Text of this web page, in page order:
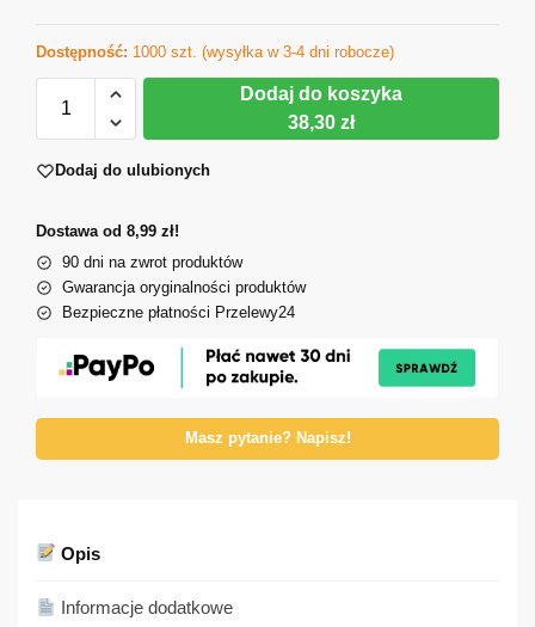
Dostępność: 1000 szt. (wysyłka w 3-4 dni robocze)
Dodaj do koszyka
38,30 zł
Dodaj do ulubionych
Dostawa od 8,99 zł!
90 dni na zwrot produktów
Gwarancja oryginalności produktów
Bezpieczne płatności Przelewy24
Masz pytanie? Napisz!
Opis
Informacje dodatkowe